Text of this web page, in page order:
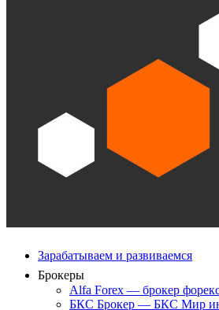
Зарабатываем и развиваемся
Брокеры
Alfa Forex — брокер
БКС Брокер — БКС Мир